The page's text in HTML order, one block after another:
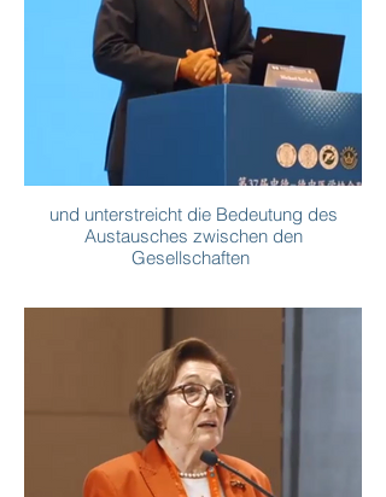
und unterstreicht die Bedeutung des
Austausches zwischen den
Gesellschaften